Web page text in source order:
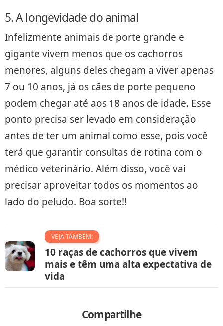
5. A longevidade do animal
Infelizmente animais de porte grande e
gigante vivem menos que os cachorros
menores, alguns deles chegam a viver apenas
7 ou 10 anos, já os cães de porte pequeno
podem chegar até aos 18 anos de idade. Esse
ponto precisa ser levado em consideração
antes de ter um animal como esse, pois você
terá que garantir consultas de rotina com o
médico veterinário. Além disso, você vai
precisar aproveitar todos os momentos ao
lado do peludo. Boa sorte!!
VEJA TAMBÉM:
10 raças de cachorros que vivem
mais e têm uma alta expectativa de
vida
Compartilhe